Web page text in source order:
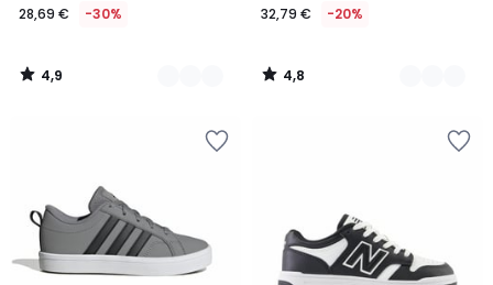
28,69 € -30%
4,9
/
32,79 € -20%
4,8
/